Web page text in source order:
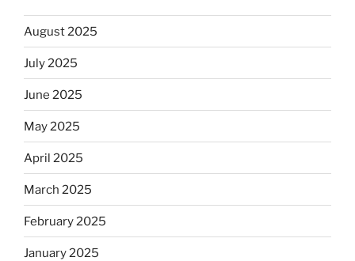
August 2025
July 2025
June 2025
May 2025
April 2025
March 2025
February 2025
January 2025